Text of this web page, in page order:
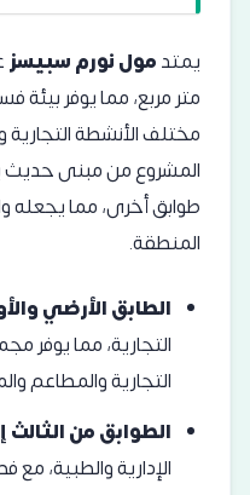
يمتدمول نورم سبيسز
متر مربع، مما يوفر بيئة
مختلف الأنشطة التجارية
المشروع من مبنى
طوابق أخرى، مما يجعله
المنطقة.
الطابق الأرضي
التجارية، مما يوفر
التجارية والمطاعم
الطوابق من الثالث
الإدارية والطبية،